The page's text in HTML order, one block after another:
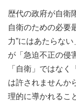
歴代の政府が自衛
自衛のための必要
力”にはあたらな
が「急迫不正の侵
「自衛」ではな
は許されませんか
理的に導かれるこ